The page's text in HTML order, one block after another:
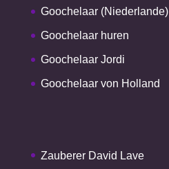
Goochelaar (Niederlande)
Goochelaar huren
Goochelaar Jordi
Goochelaar von Holland
Zauberer David Lave